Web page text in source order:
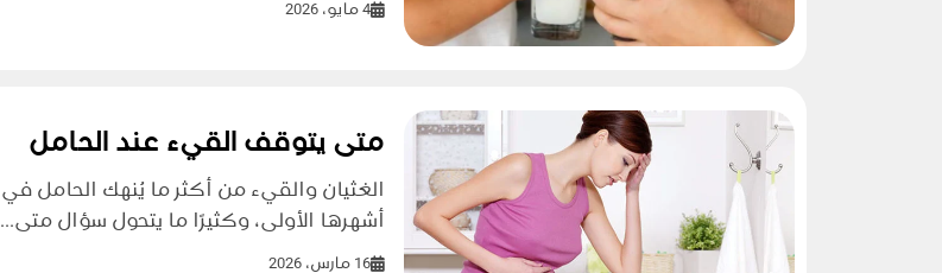
4 مايو، 2026
متى يتوقف القيء عند الحامل
الغثيان والقيء من أكثر ما يُنهك الحامل في
أشهرها الأولى، وكثيرًا ما يتحول سؤال متى...
16 مارس، 2026